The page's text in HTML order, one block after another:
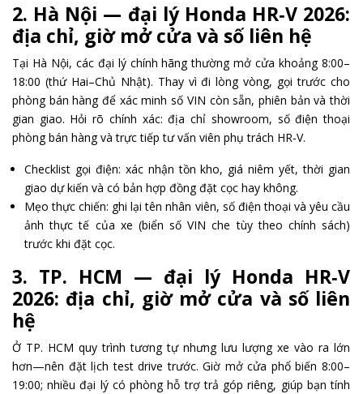
2. Hà Nội — đại lý Honda HR‑V 2026:
địa chỉ, giờ mở cửa và số liên hệ
Tại Hà Nội, các đại lý chính hãng thường mở cửa khoảng 8:00–
18:00 (thứ Hai–Chủ Nhật). Thay vì đi lòng vòng, gọi trước cho
phòng bán hàng để xác minh số VIN còn sẵn, phiên bản và thời
gian giao. Hỏi rõ chính xác: địa chỉ showroom, số điện thoại
phòng bán hàng và trực tiếp tư vấn viên phụ trách HR‑V.
Checklist gọi điện: xác nhận tồn kho, giá niêm yết, thời gian
giao dự kiến và có bản hợp đồng đặt cọc hay không.
Mẹo thực chiến: ghi lại tên nhân viên, số điện thoại và yêu cầu
ảnh thực tế của xe (biển số VIN che tùy theo chính sách)
trước khi đặt cọc.
3. TP. HCM — đại lý Honda HR‑V
2026: địa chỉ, giờ mở cửa và số liên
hệ
Ở TP. HCM quy trình tương tự nhưng lưu lượng xe vào ra lớn
hơn—nên đặt lịch test drive trước. Giờ mở cửa phổ biến 8:00–
19:00; nhiều đại lý có phòng hỗ trợ trả góp riêng, giúp bạn tính